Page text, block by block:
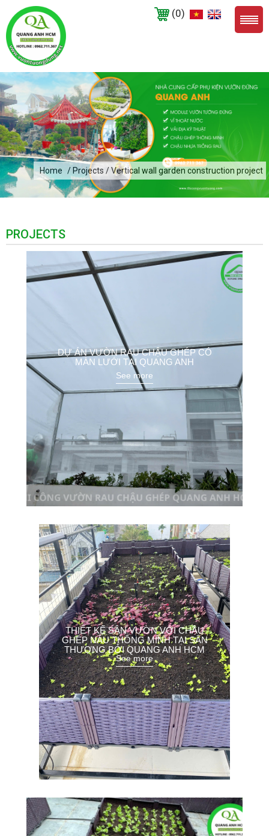
(0)
Home / Projects / Vertical wall garden construction project
PROJECTS
DỰ ÁN VƯỜN RAU CHẬU GHÉP CÓ
MÀN LƯỚI TẠI QUANG ANH
See more
THIẾT KẾ SÂN VƯỜN VỚI CHẬU
GHÉP NÂU THÔNG MINH TẠI SÂN
THƯỢNG BỞI QUANG ANH HCM
See more